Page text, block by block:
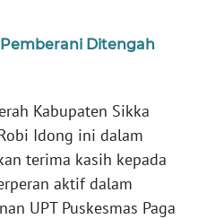
Ditengah
Kabupaten Sikka
Idong ini dalam
terima kasih kepada
aktif dalam
UPT Puskesmas Paga